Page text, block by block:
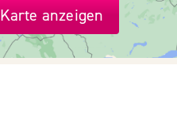
Karte anzeigen